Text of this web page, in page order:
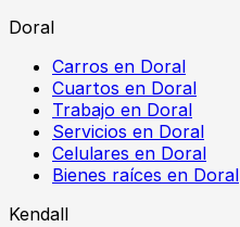
Doral
Carros en Doral
Cuartos en Doral
Trabajo en Doral
Servicios en Doral
Celulares en Doral
Bienes raíces en Doral
Kendall